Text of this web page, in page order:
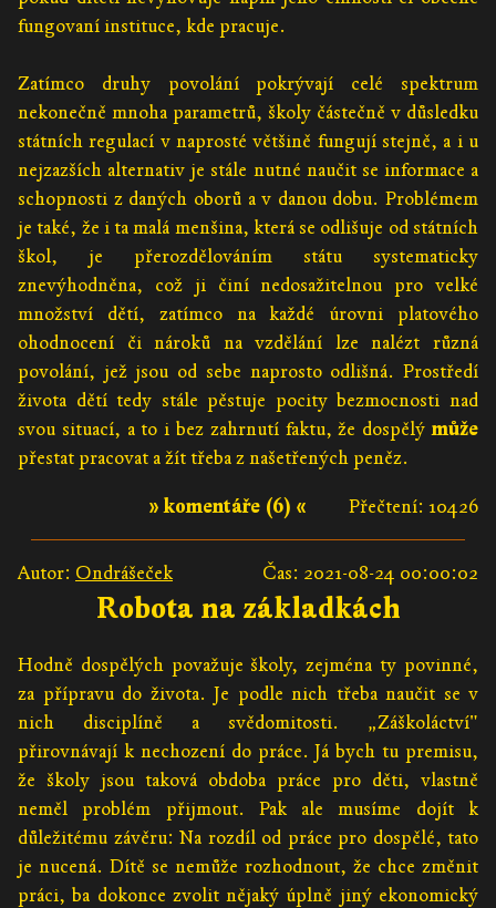
fungovaní instituce, kde pracuje.
Zatímco druhy povolání pokrývají celé spektrum
nekonečně mnoha parametrů, školy částečně v důsledku
státních regulací v naprosté většině fungují stejně, a i u
nejzazších alternativ je stále nutné naučit se informace a
schopnosti z daných oborů a v danou dobu. Problémem
je také, že i ta malá menšina, která se odlišuje od státních
škol, je přerozdělováním státu systematicky
znevýhodněna, což ji činí nedosažitelnou pro velké
množství dětí, zatímco na každé úrovni platového
ohodnocení či nároků na vzdělání lze nalézt různá
povolání, jež jsou od sebe naprosto odlišná. Prostředí
života dětí tedy stále pěstuje pocity bezmocnosti nad
svou situací, a to i bez zahrnutí faktu, že dospělýmůže
přestat pracovat a žít třeba z našetřených peněz.
Přečtení: 10426
» komentáře (6) «
Autor: Ondrášeček Čas: 2021-08-24 00:00:02
Robota na základkách
Hodně dospělých považuje školy, zejména ty povinné,
za přípravu do života. Je podle nich třeba naučit se v
nich disciplíně a svědomitosti. „Záškoláctví"
přirovnávají k nechození do práce. Já bych tu premisu,
že školy jsou taková obdoba práce pro děti, vlastně
neměl problém přijmout. Pak ale musíme dojít k
důležitému závěru: Na rozdíl od práce pro dospělé, tato
je nucená. Dítě se nemůže rozhodnout, že chce změnit
práci, ba dokonce zvolit nějaký úplně jiný ekonomický